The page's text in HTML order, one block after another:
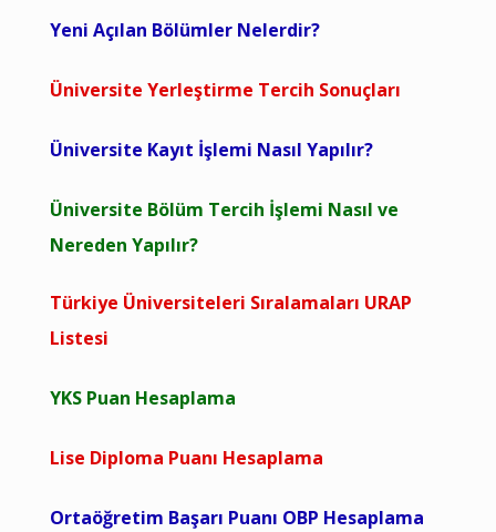
Yeni Açılan Bölümler Nelerdir?
Üniversite Yerleştirme Tercih Sonuçları
Üniversite Kayıt İşlemi Nasıl Yapılır?
Üniversite Bölüm Tercih İşlemi Nasıl ve
Nereden Yapılır?
Türkiye Üniversiteleri Sıralamaları URAP
Listesi
YKS Puan Hesaplama
Lise Diploma Puanı Hesaplama
Ortaöğretim Başarı Puanı OBP Hesaplama